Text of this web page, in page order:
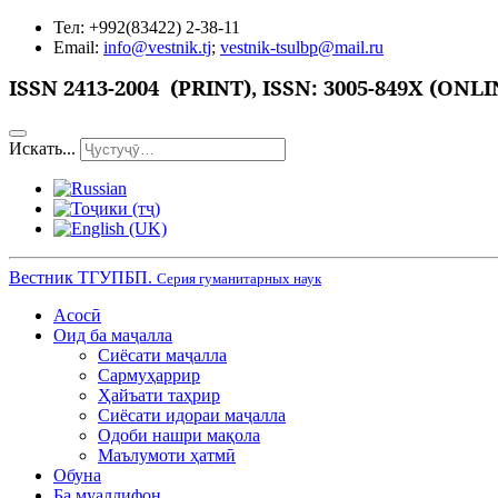
Тел: +992(83422) 2-38-11
Email: info@vestnik.tj; vestnik-tsulbp@mail.ru
ISSN 2413-2004 (PRINT), ISSN: 3005-849X
Искать...
Вестник ТГУПБП. Серия гуманитарных наук
Асосӣ
Оид ба маҷалла
Сиёсати маҷалла
Сармуҳаррир
Ҳайъати таҳрир
Сиёсати идораи маҷалла
Одоби нашри мақола
Маълумоти ҳатмӣ
Обуна